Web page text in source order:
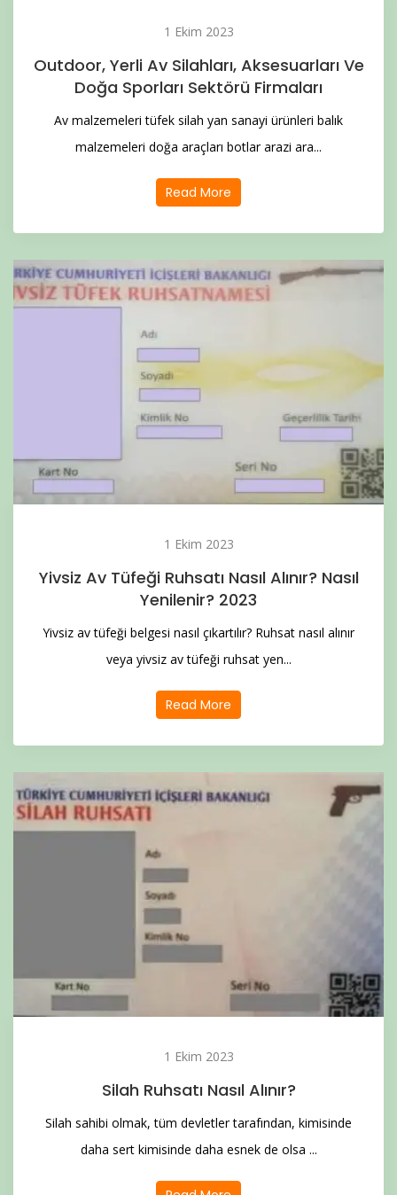
1 Ekim 2023
Outdoor, Yerli Av Silahları, Aksesuarları Ve
Doğa Sporları Sektörü Firmaları
Av malzemeleri tüfek silah yan sanayi ürünleri balık
malzemeleri doğa araçları botlar arazi ara...
Read More
1 Ekim 2023
Yivsiz Av Tüfeği Ruhsatı Nasıl Alınır? Nasıl
Yenilenir? 2023
Yivsiz av tüfeği belgesi nasıl çıkartılır? Ruhsat nasıl alınır
veya yivsiz av tüfeği ruhsat yen...
Read More
1 Ekim 2023
Silah Ruhsatı Nasıl Alınır?
Silah sahibi olmak, tüm devletler tarafından, kimisinde
daha sert kimisinde daha esnek de olsa ...